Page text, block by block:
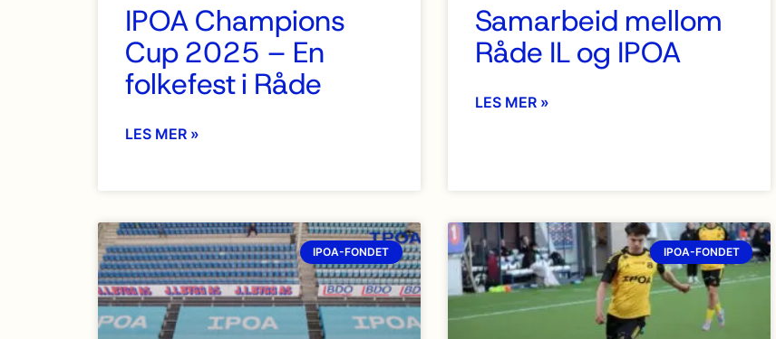
IPOA Champions
Cup 2025 – En
folkefest i Råde
LES MER »
Samarbeid mellom
Råde IL og IPOA
LES MER »
IPOA-FONDET IPOA-FONDET